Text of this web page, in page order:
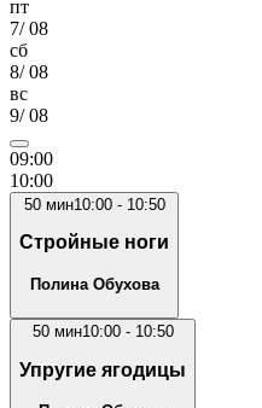
пт
7/08
сб
8/08
вс
9/08
09:00
10:00
50мин10:00- 10:50
Стройные ноги
Полина Обухова
50мин10:00- 10:50
Упругие ягодицы